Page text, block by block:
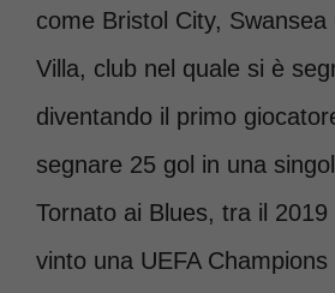
come Bristol City, Swansea
Villa, club nel quale si è
diventando il primo
segnare 25 gol in una
Tornato ai Blues, tra il 2019
vinto una UEFA